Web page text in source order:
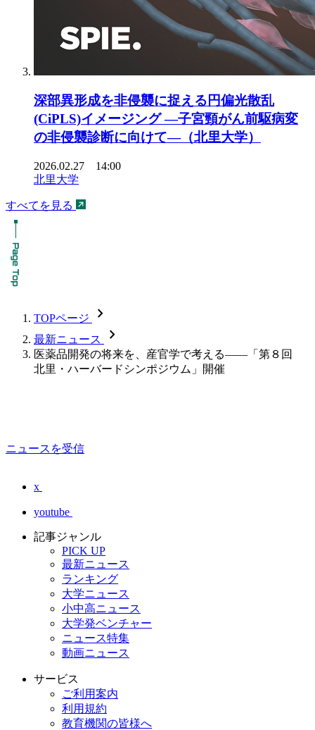
深部異形成を非侵襲に捉える円偏光散乱
(CiPLS)イメージング ―子宮頸がん前駆病変
の非侵襲診断に向けて―（北里大学）
2026.02.27 14:00
北里大学
すべてを見る
TOPページ chevron_forward
最新ニュース chevron_forward
医薬品開発の将来を、産官学で考える――「第８回
北里・ハーバードシンポジウム」開催
ニュースを受信
x
youtube
記事ジャンル
PICK UP
最新ニュース
ランキング
大学ニュース
小中高ニュース
大学発ベンチャー
ニュース特集
動画ニュース
サービス
ご利用案内
利用規約
教育機関の皆様へ